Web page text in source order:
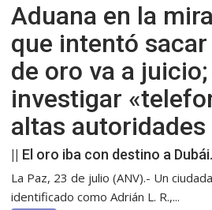
Aduana en la
que intentó
de oro va a
investigar
altas autoridades
|| El oro iba con destino a Dubái.
La Paz, 23 de julio (ANV).- Un
identificado como Adrián L. R.,...